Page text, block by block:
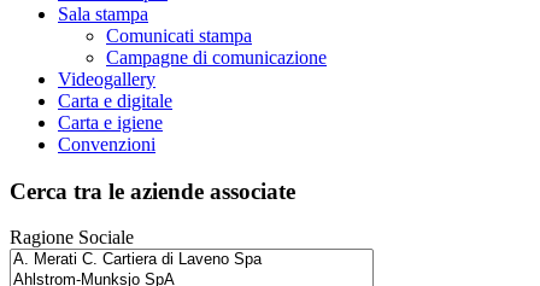
Sala stampa
Comunicati stampa
Campagne di comunicazione
Videogallery
Carta e digitale
Carta e igiene
Convenzioni
Cerca tra le aziende associate
Ragione Sociale